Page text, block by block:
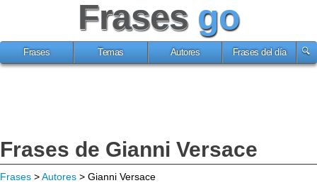
Frases go
Frases Temas Autores Frases del día
Frases de Gianni Versace
Frases >Autores > Gianni Versace